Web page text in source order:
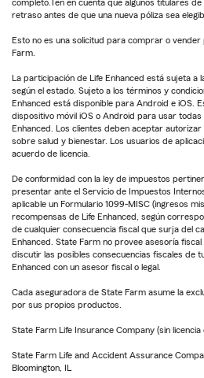
completo.Ten en cuenta que algunos titulares
retraso antes de que una nueva póliza sea
Esto no es una solicitud para comprar o
Farm.
La participación de Life Enhanced está sujeta
según el estado. Sujeto a los términos y
Enhanced está disponible para Android e iOS.
dispositivo móvil iOS o Android para usar
Enhanced. Los clientes deben aceptar
sobre salud y bienestar. Los usuarios de
acuerdo de licencia.
De conformidad con la ley de impuestos
presentar ante el Servicio de Impuestos
aplicable un Formulario 1099-MISC (ingresos
recompensas de Life Enhanced, según
de cualquier consecuencia fiscal que surja del
Enhanced. State Farm no provee asesoría
discutir las posibles consecuencias fiscales de
Enhanced con un asesor fiscal o legal.
Cada aseguradora de State Farm asume la
por sus propios productos.
State Farm Life Insurance Company (sin licencia
State Farm Life and Accident Assurance
Bloomington, IL